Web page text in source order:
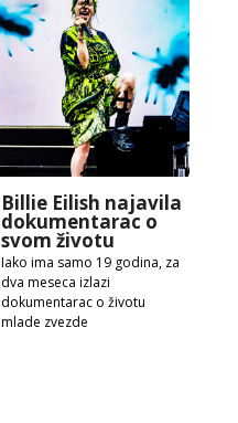
Billie Eilish najavila
dokumentarac o
svom životu
Iako ima samo 19 godina, za
dva meseca izlazi
dokumentarac o životu
mlade zvezde